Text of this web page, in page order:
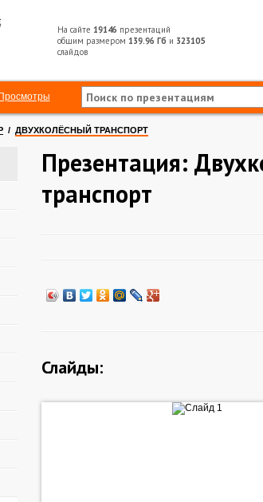
На сайте 19146 презентаций
общим размером 139.96 Гб и 323105
слайдов
Просмотры
/ ДВУХКОЛЁСНЫЙ ТРАНСПОРТ
Презентация:
транспорт
Слайды: